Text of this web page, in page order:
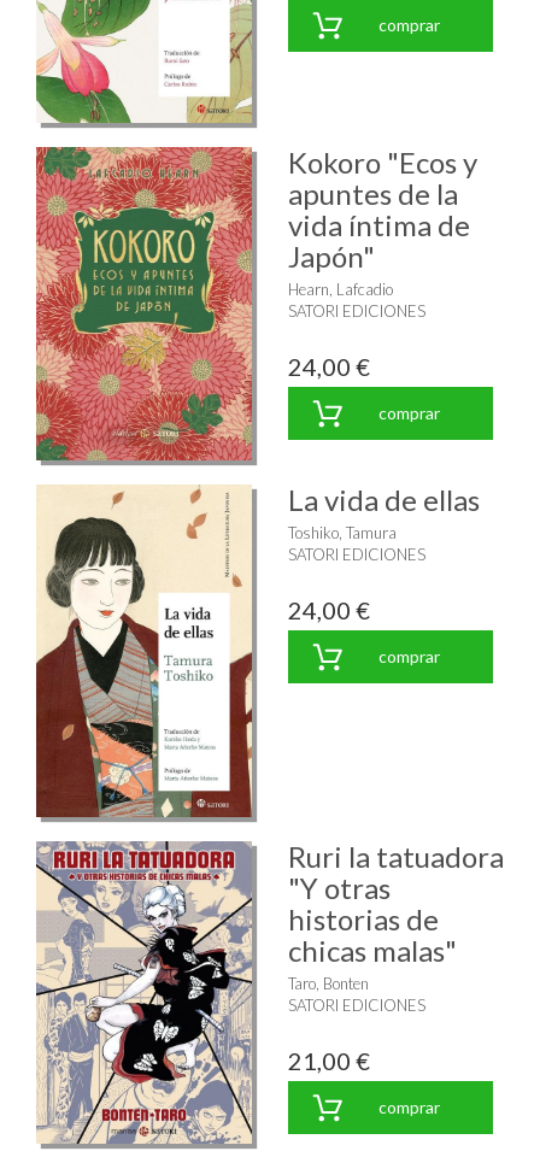
comprar
Kokoro "Ecos y
apuntes de la
vida íntima de
Japón"
Hearn, Lafcadio
SATORI EDICIONES
24,00 €
comprar
La vida de ellas
Toshiko, Tamura
SATORI EDICIONES
24,00 €
comprar
Ruri la tatuadora
"Y otras
historias de
chicas malas"
Taro, Bonten
SATORI EDICIONES
21,00 €
comprar